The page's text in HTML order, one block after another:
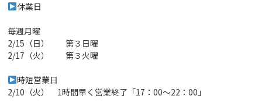
休業日
毎週月曜
2/15（日） 第３日曜
2/17（火） 第３火曜
時短営業日
2/10（火） 1時間早く営業終了「17：00～22：00」